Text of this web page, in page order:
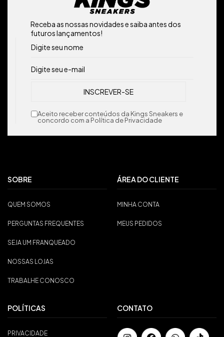
Receba as nossas novidades e saiba antes dos
futuros lançamentos!
Aceito receber conteúdos da Kings Sneakers e
concordo com a Política de Privacidade
SOBRE
QUEM SOMOS
PERGUNTAS FREQUENTES
SEJA UM FRANQUEADO
NOSSAS LOJAS
TRABALHE CONOSCO
ÁREA DO CLIENTE
MINHA CONTA
MEUS PEDIDOS
POLÍTICAS
PRIVACIDADE
CONTATO